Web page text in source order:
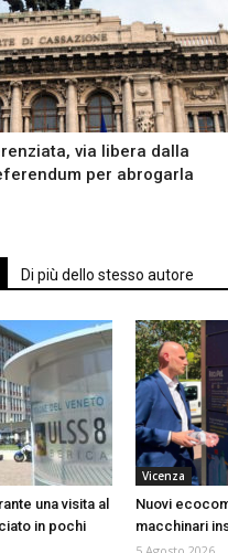
via libera dalla
per abrogarla
Di più dello stesso autore
una visita al
in pochi
Vicenza
Nuovi
macchinari